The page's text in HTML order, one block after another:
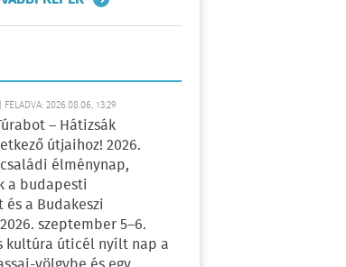
2026.08.06, 13:29
– Hátizsák
útjaihoz! 2026.
élménynap,
a budapesti
a Budakeszi
szeptember 5–6.
kultúra úticél nyílt nap a